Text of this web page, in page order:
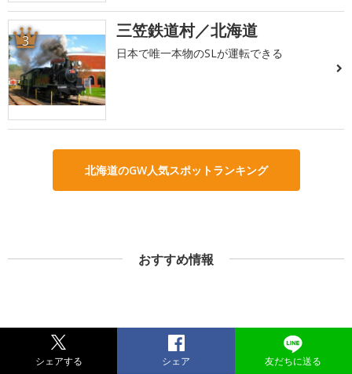
3 三笠鉄道村／北海道
日本で唯一本物のSLが運転できる
北海道のGW人気スポットランキング
おすすめ情報
シェアする シェア 友だちに送る